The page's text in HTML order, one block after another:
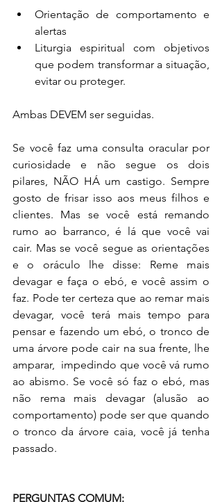
Orientação de comportamento e
alertas
Liturgia espiritual com objetivos
que podem transformar a situação,
evitar ou proteger.
Ambas DEVEM ser seguidas.
Se você faz uma consulta oracular por
curiosidade e não segue os dois
pilares, NÃO HÁ um castigo. Sempre
gosto de frisar isso aos meus filhos e
clientes. Mas se você está remando
rumo ao barranco, é lá que você vai
cair. Mas se você segue as orientações
e o oráculo lhe disse: Reme mais
devagar e faça o ebó, e você assim o
faz. Pode ter certeza que ao remar mais
devagar, você terá mais tempo para
pensar e fazendo um ebó, o tronco de
uma árvore pode cair na sua frente, lhe
amparar,  impedindo que você vá rumo
ao abismo. Se você só faz o ebó, mas
não rema mais devagar (alusão ao
comportamento) pode ser que quando
o tronco da árvore caia, você já tenha
passado.
PERGUNTAS COMUM: